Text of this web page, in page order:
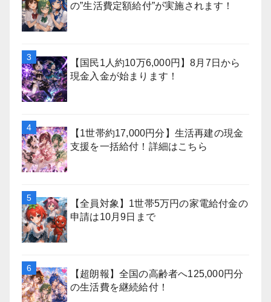
の”生活費定額給付”が実施されます！
【国民1人約10万6,000円】8月7日から
現金入金が始まります！
【1世帯約17,000円分】生活再建の現金
支援を一括給付！詳細はこちら
【全員対象】1世帯5万円の家電給付金の
申請は10月9日まで
【超朗報】全国の高齢者へ125,000円分
の生活費を継続給付！